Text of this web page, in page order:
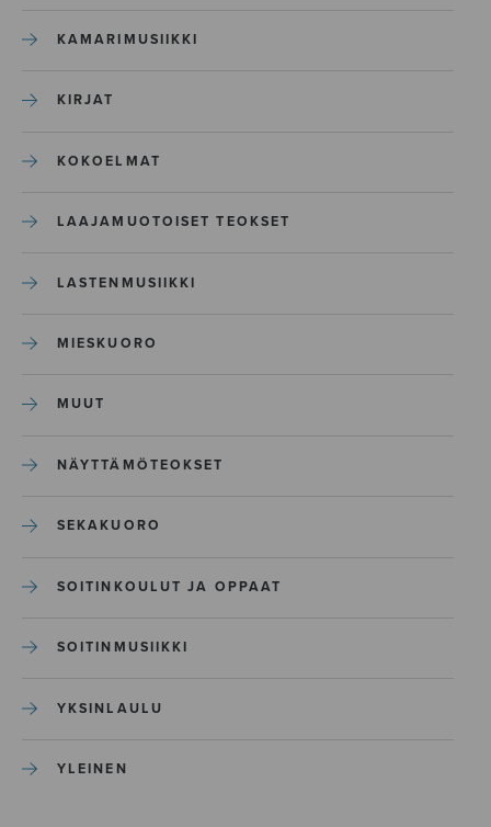
KAMARIMUSIIKKI
KIRJAT
KOKOELMAT
LAAJAMUOTOISET TEOKSET
LASTENMUSIIKKI
MIESKUORO
MUUT
NÄYTTÄMÖTEOKSET
SEKAKUORO
SOITINKOULUT JA OPPAAT
SOITINMUSIIKKI
YKSINLAULU
YLEINEN